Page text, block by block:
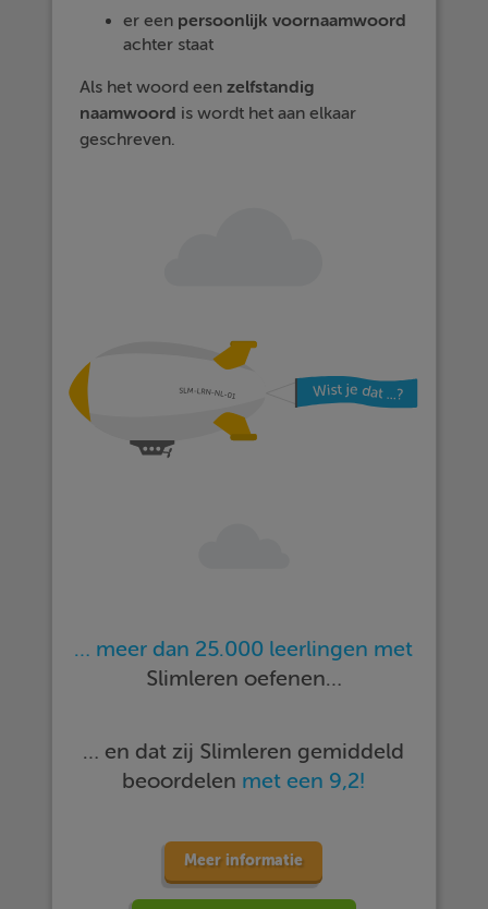
er een persoonlijk voornaamwoord
achter staat
Als het woord eenzelfstandig
naamwoord is wordt het aan elkaar
geschreven.
… meer dan 25.000 leerlingen met
Slimleren oefenen…
… en dat zij Slimleren gemiddeld
beoordelen met een 9,2!
Meer informatie